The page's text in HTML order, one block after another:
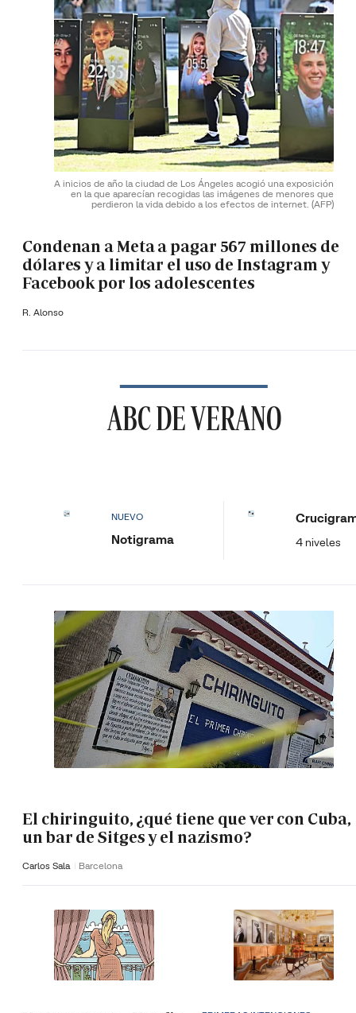
A inicios de año la ciudad de Los Ángeles acogió una exposición
en la que aparecían recogidas las imágenes de menores que
perdieron la vida debido a los efectos de internet. (AFP)
Condenan a Meta a pagar 567 millones de
dólares y a limitar el uso de Instagram y
Facebook por los adolescentes
R. Alonso
ABC DE VERANO
NUEVO
Notigrama 4 niveles
El chiringuito, ¿qué tiene que ver con Cuba,
un bar de Sitges y el nazismo?
Carlos Sala Barcelona